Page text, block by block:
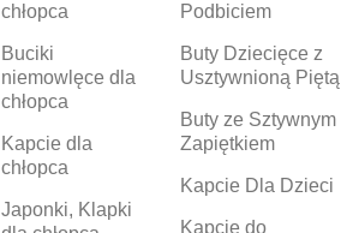
chłopca
Buciki
niemowlęce dla
chłopca
Kapcie dla
chłopca
Japonki, Klapki
Podbiciem
Buty Dziecięce z
Usztywnioną Piętą
Buty ze Sztywnym
Zapiętkiem
Kapcie Dla Dzieci
Kapcie do